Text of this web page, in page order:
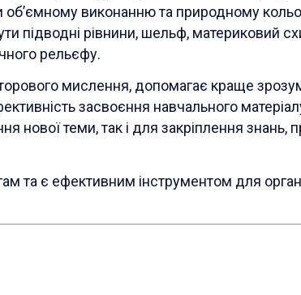
об’ємному виконанню та природному
підводні рівнини, шельф, материковий
рельєфу.
мислення, допомагає краще
засвоєння навчального
нової теми, так і для закріплення знань,
та є ефективним інструментом для